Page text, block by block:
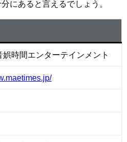
にあると言えるでしょう。
娯時間エンターテインメント